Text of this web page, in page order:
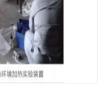
电工电气
红外加热控制器
热环境试验设备
定波长红外辐射加热器